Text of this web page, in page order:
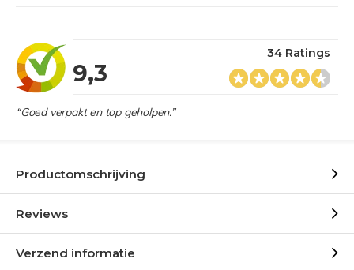
9,3
34 Ratings
“Goed verpakt en top geholpen.”
Productomschrijving
Reviews
Verzend informatie